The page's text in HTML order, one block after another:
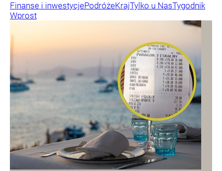
Finanse i inwestycjePodróżeKrajTylko u NasTygodnik
Wprost